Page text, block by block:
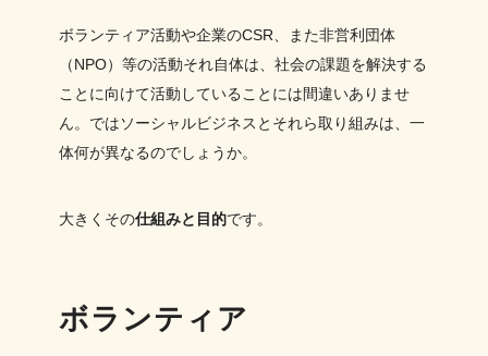
ボランティア活動や企業のCSR、また非営利団体
（NPO）等の活動それ自体は、社会の課題を解決する
ことに向けて活動していることには間違いありませ
ん。ではソーシャルビジネスとそれら取り組みは、一
体何が異なるのでしょうか。
大きくその仕組みと目的です。
ボランティア